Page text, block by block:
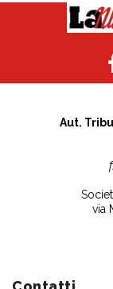
Aut.
via